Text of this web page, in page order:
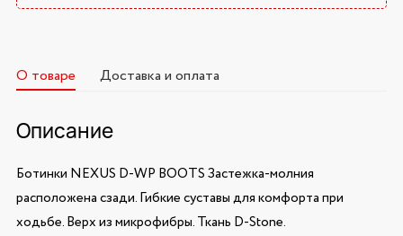
О товаре Доставка и оплата
Описание
Ботинки NEXUS D-WP BOOTS Застежка-молния
расположена сзади. Гибкие суставы для комфорта при
ходьбе. Верх из микрофибры. Ткань D-Stone.